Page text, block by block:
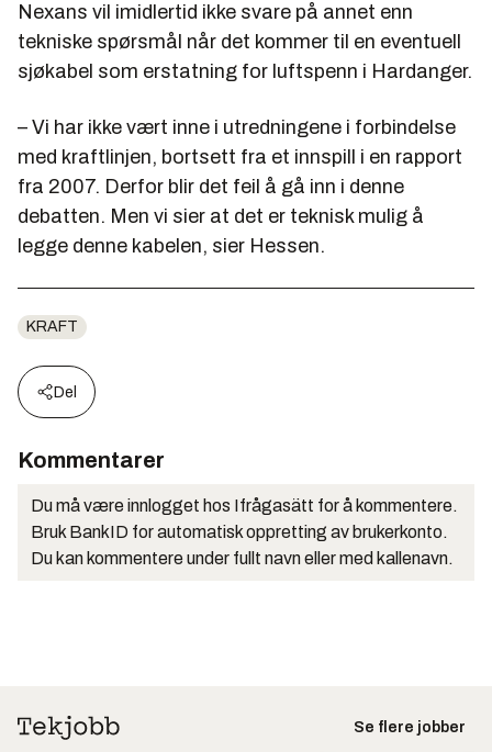
Nexans vil imidlertid ikke svare på annet enn
tekniske spørsmål når det kommer til en eventuell
sjøkabel som erstatning for luftspenn i Hardanger.
– Vi har ikke vært inne i utredningene i forbindelse
med kraftlinjen, bortsett fra et innspill i en rapport
fra 2007. Derfor blir det feil å gå inn i denne
debatten. Men vi sier at det er teknisk mulig å
legge denne kabelen, sier Hessen.
KRAFT
Del
Kommentarer
Du må være innlogget hos Ifrågasätt for å kommentere.
Bruk BankID for automatisk oppretting av brukerkonto.
Du kan kommentere under fullt navn eller med kallenavn.
Se flere jobber